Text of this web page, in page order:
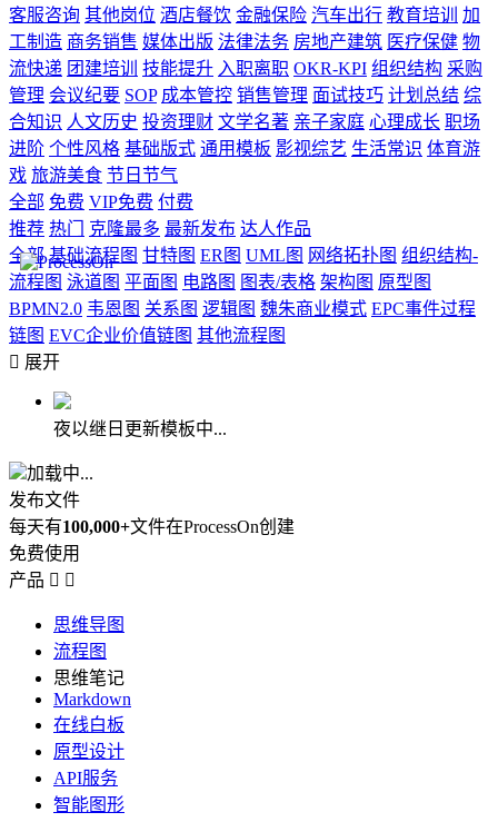
客服咨询 其他岗位 酒店餐饮 金融保险 汽车出行 教育培训
加
工制造 商务销售 媒体出版 法律法务 房地产建筑 医疗保健 物
流快递 团建培训 技能提升 入职离职 OKR-KPI 组织结构 采购
管理 会议纪要 SOP 成本管控 销售管理 面试技巧 计划总结 综
合知识 人文历史 投资理财 文学名著 亲子家庭 心理成长 职场
进阶 个性风格 基础版式 通用模板 影视综艺 生活常识 体育游
戏 旅游美食 节日节气
全部 免费 VIP免费 付费
推荐 热门 克隆最多 最新发布 达人作品
全部 基础流程图 甘特图 ER图 UML图 网络拓扑图 组织结构-
流程图 泳道图 平面图 电路图 图表/表格 架构图 原型图
BPMN2.0 韦恩图 关系图 逻辑图 魏朱商业模式 EPC事件过程
链图 EVC企业价值链图 其他流程图
 展开
夜以继日更新模板中...
加载中...
发布文件
每天有100,000+文件在ProcessOn创建
免费使用
产品  
思维导图
流程图
思维笔记
Markdown
在线白板
原型设计
API服务
智能图形